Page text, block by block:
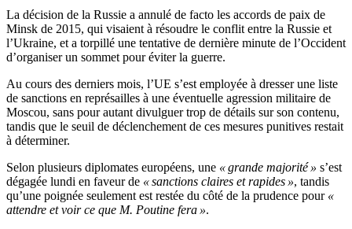
La décision de la Russie a annulé de facto les accords de paix de
Minsk de 2015, qui visaient à résoudre le conflit entre la Russie et
l’Ukraine, et a torpillé une tentative de dernière minute de l’Occident
d’organiser un sommet pour éviter la guerre.
Au cours des derniers mois, l’UE s’est employée à dresser une liste
de sanctions en représailles à une éventuelle agression militaire de
Moscou, sans pour autant divulguer trop de détails sur son contenu,
tandis que le seuil de déclenchement de ces mesures punitives restait
à déterminer.
Selon plusieurs diplomates européens, une « grande majorité » s’est
dégagée lundi en faveur de « sanctions claires et rapides », tandis
qu’une poignée seulement est restée du côté de la prudence pour «
attendre et voir ce que M. Poutine fera ».